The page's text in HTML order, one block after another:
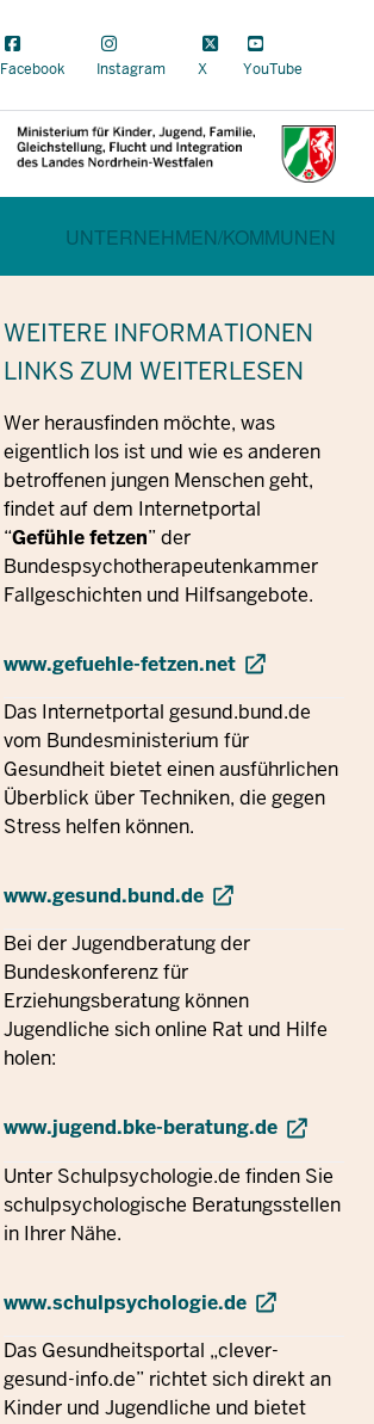
Facebook Instagram X YouTube
BEREICHSWECHSEL
CURRENT SECTION FÜR
UNTERNEHMEN/KOMMUNEN
WEITERE INFORMATIONEN
LINKS ZUM WEITERLESEN
Wer herausfinden möchte, was
eigentlich los ist und wie es anderen
betroffenen jungen Menschen geht,
findet auf dem Internetportal
“Gefühle fetzen” der
Bundespsychotherapeutenkammer
Fallgeschichten und Hilfsangebote.
www.gefuehle-fetzen.net
Das Internetportal gesund.bund.de
vom Bundesministerium für
Gesundheit bietet einen ausführlichen
Überblick über Techniken, die gegen
Stress helfen können.
www.gesund.bund.de
Bei der Jugendberatung der
Bundeskonferenz für
Erziehungsberatung können
Jugendliche sich online Rat und Hilfe
holen:
www.jugend.bke-beratung.de
Unter Schulpsychologie.de finden Sie
schulpsychologische Beratungsstellen
in Ihrer Nähe.
www.schulpsychologie.de
Das Gesundheitsportal „clever-
gesund-info.de” richtet sich direkt an
Kinder und Jugendliche und bietet